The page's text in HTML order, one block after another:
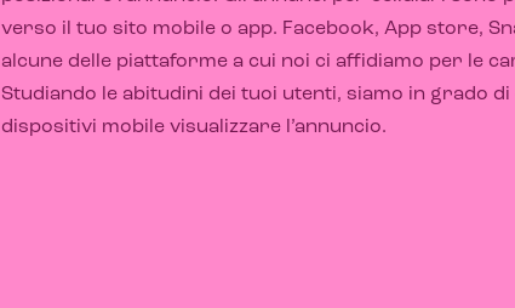
verso il tuo sito mobile o app. Facebook, App store,
alcune delle piattaforme a cui noi ci affidiamo per le
Studiando le abitudini dei tuoi utenti, siamo in grado
dispositivi mobile visualizzare l’annuncio.